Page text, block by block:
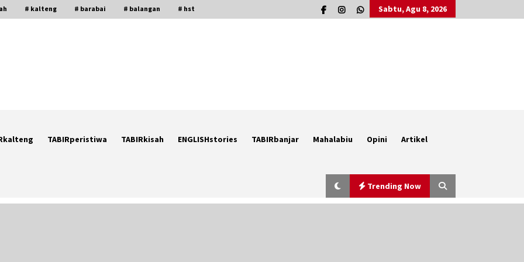
# kalteng # barabai # balangan # hst Sabtu, Agu 8, 2026
TABIRperistiwa TABIRkisah ENGLISHstories TABIRbanjar Mahalabiu Opini Artikel
Trending Now